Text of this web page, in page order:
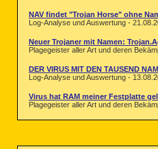
NAV findet "Trojan Horse" ohne
Log-Analyse und Auswertung -
Neuer Trojaner mit Namen:
Plagegeister aller Art und deren
DER VIRUS MIT DEN TAUSEND
Log-Analyse und Auswertung -
Virus hat RAM meiner Festplatte
Plagegeister aller Art und deren